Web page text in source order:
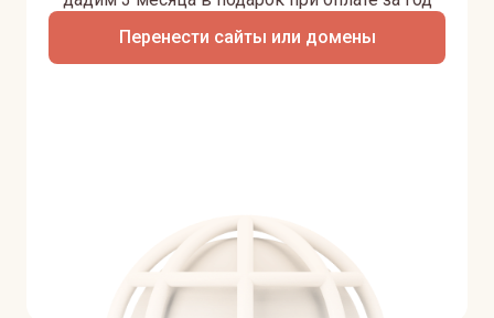
Перенести сайты или домены